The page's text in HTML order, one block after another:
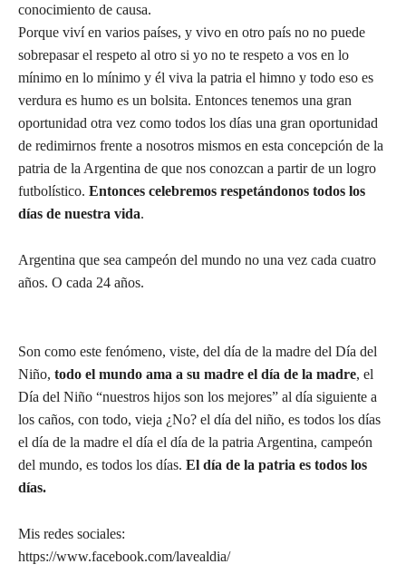
conocimiento de causa.
Porque viví en varios países, y vivo en otro país no no puede
sobrepasar el respeto al otro si yo no te respeto a vos en lo
mínimo en lo mínimo y él viva la patria el himno y todo eso es
verdura es humo es un bolsita. Entonces tenemos una gran
oportunidad otra vez como todos los días una gran oportunidad
de redimirnos frente a nosotros mismos en esta concepción de la
patria de la Argentina de que nos conozcan a partir de un logro
futbolístico. Entonces celebremos respetándonos todos los
días de nuestra vida.
Argentina que sea campeón del mundo no una vez cada cuatro
años. O cada 24 años.
Son como este fenómeno, viste, del día de la madre del Día del
Niño, todo el mundo ama a su madre el día de la madre, el
Día del Niño “nuestros hijos son los mejores” al día siguiente a
los caños, con todo, vieja ¿No? el día del niño, es todos los días
el día de la madre el día el día de la patria Argentina, campeón
del mundo, es todos los días. El día de la patria es todos los
días.
Mis redes sociales:
https://www.facebook.com/lavealdia/